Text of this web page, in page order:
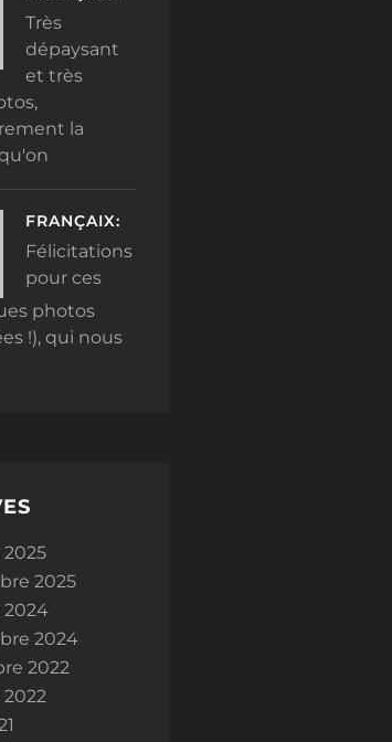
Très
dépaysant
et très
la
FRANÇAIX:
Félicitations
pour ces
photos
!), qui nous
2025
2024
2022